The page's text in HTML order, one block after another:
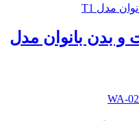
بدن بانوان مدل